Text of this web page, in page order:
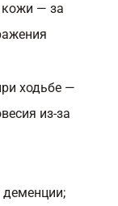
кожи — за
ходьбе —
из-за